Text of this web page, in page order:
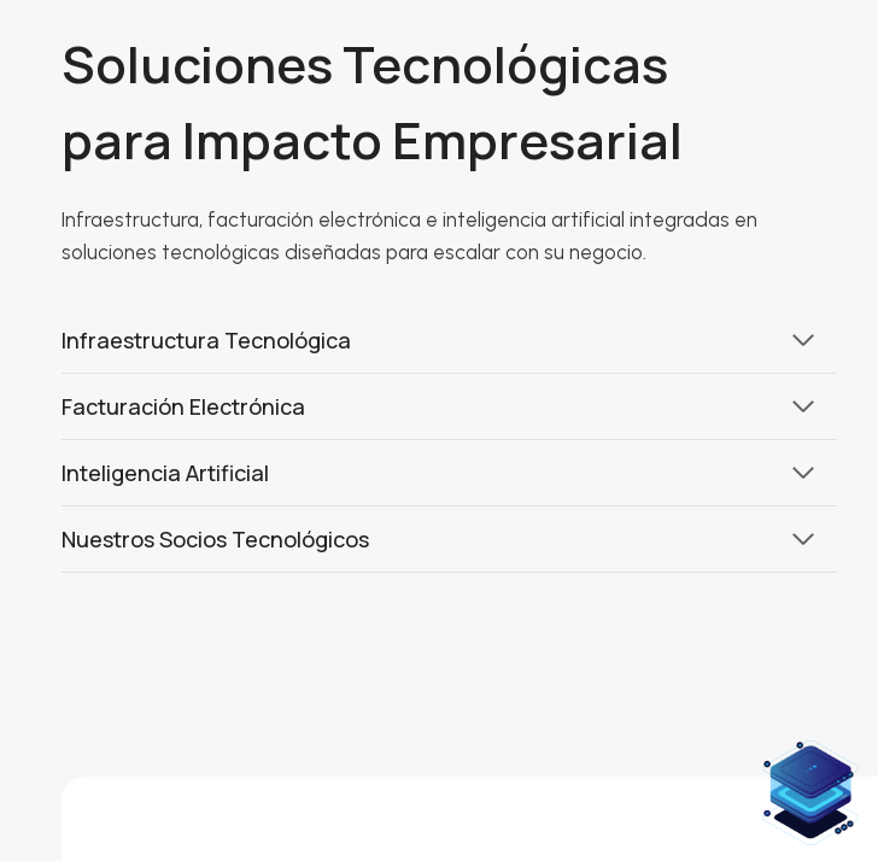
Soluciones Tecnológicas
para Impacto Empresarial
Infraestructura, facturación electrónica e inteligencia artificial integradas en
soluciones tecnológicas diseñadas para escalar con su negocio.
Infraestructura Tecnológica
Facturación Electrónica
Inteligencia Artificial
Nuestros Socios Tecnológicos